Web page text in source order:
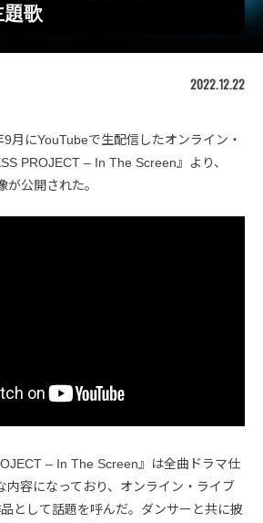
題歌
2022.12.22
月にYouTubeで生配信したオンライン・
PROJECT – In The Screen』より、
が公開された。
– In The Screen』は全曲ドラマ仕
内容になっており、オンライン・ライブ
として話題を呼んだ。ダンサーと共に披